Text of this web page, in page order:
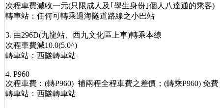
次程車費減收一元(只限成人及｢學生身份｣個人八達通的乘客)
轉車站：任何可轉乘過海隧道路線之小巴站
3. 由296D(九龍站、西九文化區上車)轉乘本線
次程車費減10.0(5.0^)
轉車站：西隧轉車站
4. P960
次程車費：(轉P960) 補兩程全程車費之差價；(轉乘P960) 免費
轉車站：西隧轉車站